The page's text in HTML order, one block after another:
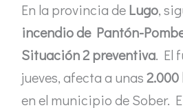
En la provincia deLugo,
incendio de Pantón-
Situación 2 preventiva. El
jueves, afecta a unas
en el municipio de Sober.